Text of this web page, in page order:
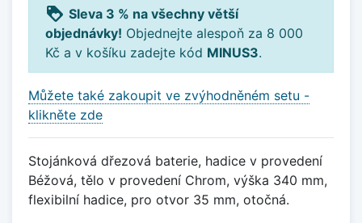
loyalty Sleva 3 % na všechny větší
objednávky! Objednejte alespoň za 8 000
Kč a v košíku zadejte kód MINUS3.
Můžete také zakoupit ve zvýhodněném setu -
klikněte zde
Stojánková dřezová baterie, hadice v provedení
Béžová, tělo v provedení Chrom, výška 340 mm,
flexibilní hadice, pro otvor 35 mm, otočná.